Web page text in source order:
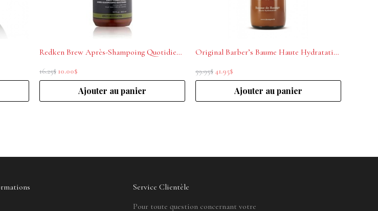
Redken Brew Après-Shampoing Quotidien 300ml
16.25$ 10.00$
Ajouter au panier
Original Barber’s Baume Haute Hydratation
59.95$ 41.95$
Ajouter au panier
Service Clientèle
Pour toute question concernant votre